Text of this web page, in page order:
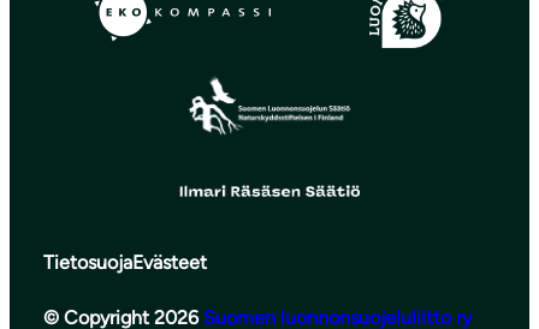
TietosuojaEvästeet
© Copyright 2026 Suomen luonnonsuojeluliitto ry